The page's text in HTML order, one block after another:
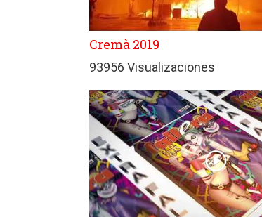
Cremà 2019
93956 Visualizaciones